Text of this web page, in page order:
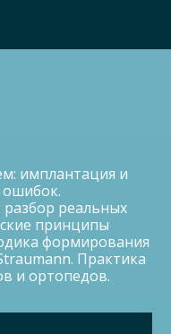
имплантация и
ошибок.
реальных
принципы
формирования
Практика
и ортопедов.